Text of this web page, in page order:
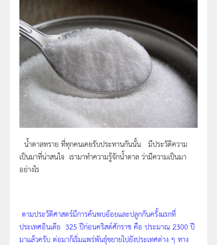
น้ำตาลทราย ที่ทุกคนเคยรับประทานกันนั้น มีประวัติความ
เป็นมาที่น่าสนใจ เรามาทำความรู้จักน้ำตาล ว่ามีความเป็นมา
อย่างไร
ตามประวัติศาสตร์มีการค้นพบอ้อยและปลูกกันครั้งแรกที่
ประเทศอินเดีย 325 ปีก่อนคริสต์ศักราช คือ ประมาณ 2300 ปี
มาแล้วครับ ต่อมาก็เริ่มแพร่พันธุ์ขยายไปยังประเทศต่าง ๆ ทาง